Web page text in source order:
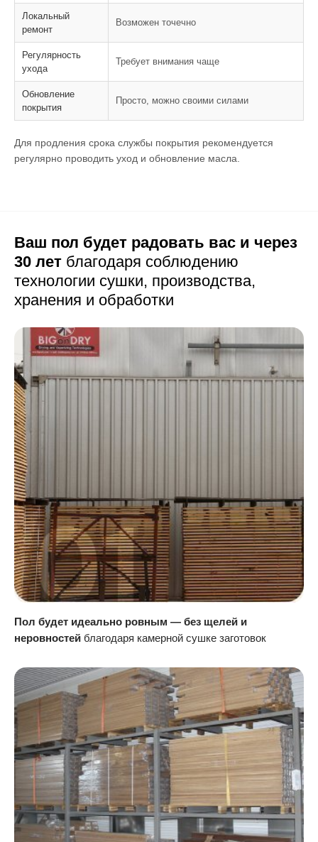
Локальный
ремонт
Возможен точечно
Регулярность
ухода
Требует внимания чаще
Обновление
покрытия
Просто, можно своими силами
Для продления срока службы покрытия рекомендуется
регулярно проводить уход и обновление масла.
Ваш пол будет радовать вас и через
30 лет благодаря соблюдению
технологии сушки, производства,
хранения и обработки
Пол будет идеально ровным — без щелей и
неровностей благодаря камерной сушке заготовок